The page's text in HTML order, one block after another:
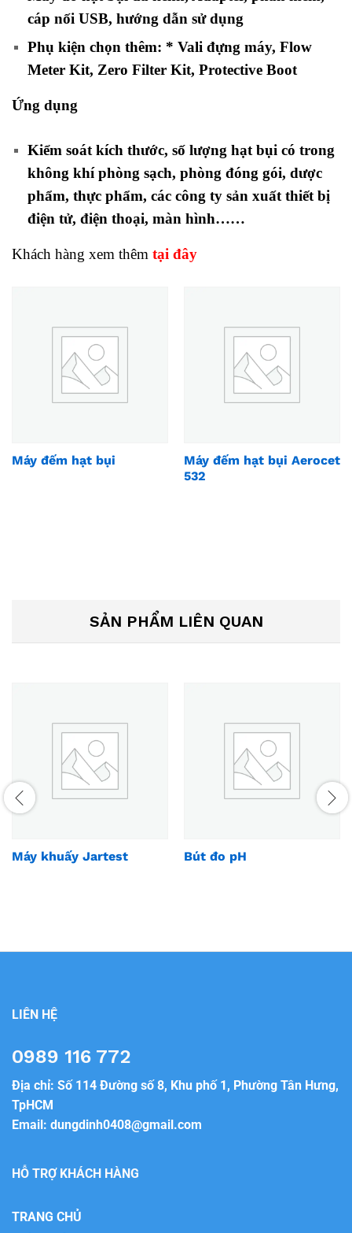
cáp nối USB, hướng dẫn sử dụng
Phụ kiện chọn thêm: * Vali đựng máy, Flow
Meter Kit, Zero Filter Kit, Protective Boot
Ứng dụng
Kiểm soát kích thước, số lượng hạt bụi có trong
không khí phòng sạch, phòng đóng gói, dược
phẩm, thực phẩm, các công ty sản xuất thiết bị
điện tử, điện thoại, màn hình……
Khách hàng xem thêm tại đây
Máy đếm hạt bụi
Máy đếm hạt bụi Aerocet
532
SẢN PHẨM LIÊN QUAN
Máy khuấy Jartest Bút đo pH
LIÊN HỆ
0989 116 772
Địa chỉ: Số 114 Đường số 8, Khu phố 1, Phường Tân Hưng,
TpHCM
Email: dungdinh0408@gmail.com
HỖ TRỢ KHÁCH HÀNG
TRANG CHỦ